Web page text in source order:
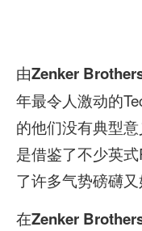
由Zenker
年最令人激动的
的他们没有典型
是借鉴了不少英
了许多气势磅礴又
在Zenker